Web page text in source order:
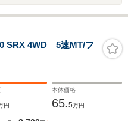
SRX 4WD 5速MT/フ
円
本体価格
65.5万円